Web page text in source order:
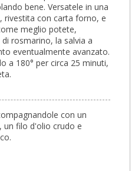
bene. Versatele in una
rivestita con carta forno, e
meglio potete,
rosmarino, la salvia a
eventualmente avanzato.
a 180° per circa 25 minuti,
con un
un filo d'olio crudo e